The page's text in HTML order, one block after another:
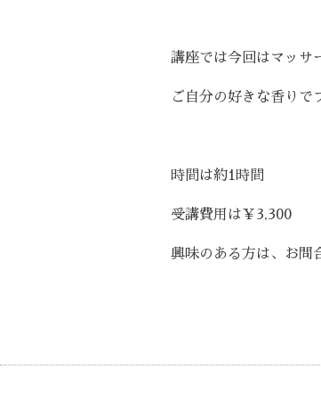
講座では今回はマッサ
ご自分の好きな香りで
時間は約1時間
受講費用は￥3,300
興味のある方は、お問